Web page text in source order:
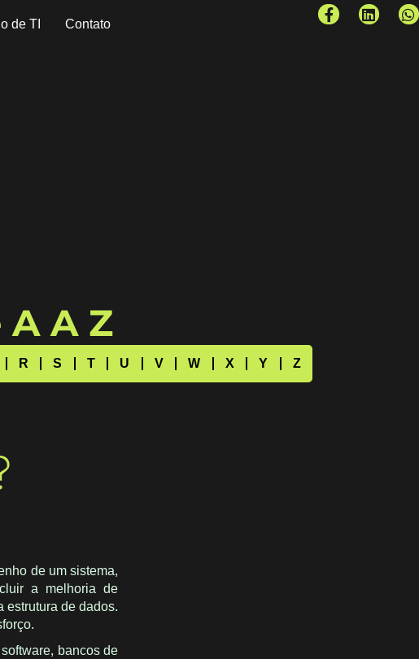
de TI Contato
A Z
R S T U V W X Y Z
de um sistema,
a melhoria de
de dados.
bancos de